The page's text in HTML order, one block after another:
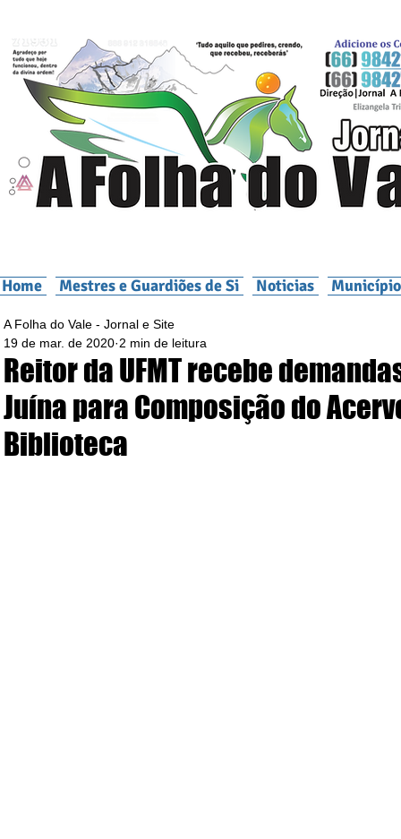
Home Mestres e Guardiões de Si Noticias
Reitor da UFMT recebe
Juína para Composição do
Biblioteca
A Folha do Vale - Jornal e Site
19 de mar. de 2020 2 min de leitura